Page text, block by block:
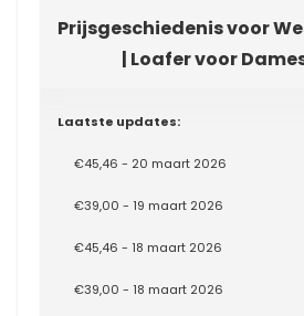
Prijsgeschiedenis voor
| Loafer voor
Laatste updates:
€45,46 - 20 maart 2026
€39,00 - 19 maart 2026
€45,46 - 18 maart 2026
€39,00 - 18 maart 2026